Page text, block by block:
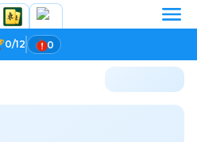
0/12 0